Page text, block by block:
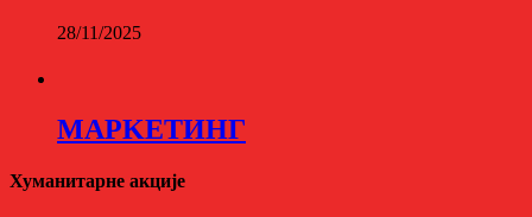
28/11/2025
МАРKЕТИНГ
Хуманитарне акције